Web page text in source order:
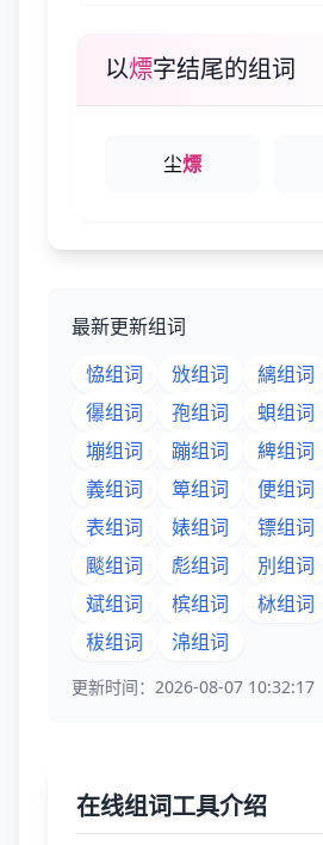
以熛字结尾的组词
尘熛
最新更新组词
恊组词
攽组词 縭组词
忁组词
孢组词 蛽组词
塴组词
蹦组词 綼组词
義组词
箄组词 便组词
表组词
婊组词 镖组词
颷组词
彪组词 別组词
斌组词
槟组词 栤组词
秡组词
淿组词
更新时间：2026-08-07 10:32:17
在线组词工具介绍